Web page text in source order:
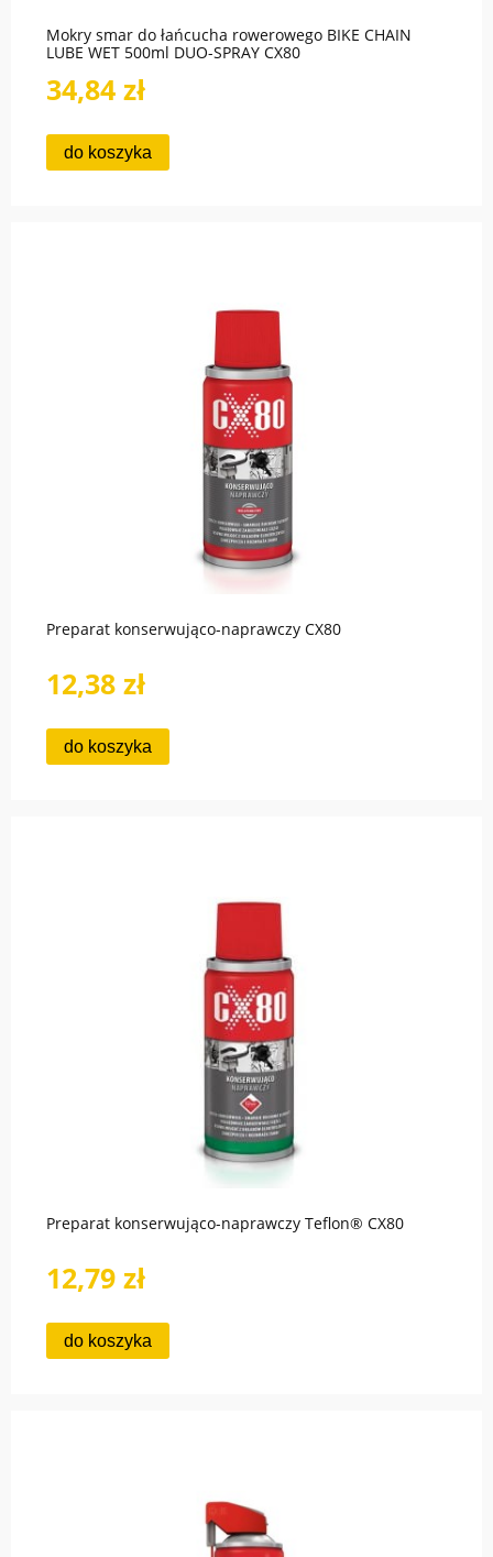
Mokry smar do łańcucha rowerowego BIKE CHAIN
LUBE WET 500ml DUO-SPRAY CX80
34,84 zł
do koszyka
Preparat konserwująco-naprawczy CX80
12,38 zł
do koszyka
Preparat konserwująco-naprawczy Teflon® CX80
12,79 zł
do koszyka